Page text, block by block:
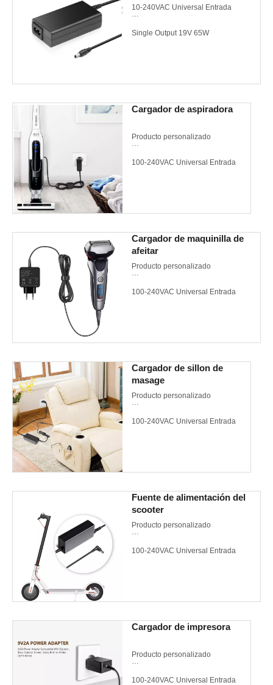
10-240VAC Universal Entrada
Single Output 19V 65W
Cargador de aspiradora
Producto personalizado
100-240VAC Universal Entrada
Cargador de maquinilla de
afeitar
Producto personalizado
100-240VAC Universal Entrada
Cargador de sillon de
masage
Producto personalizado
100-240VAC Universal Entrada
Fuente de alimentación del
scooter
Producto personalizado
100-240VAC Universal Entrada
Cargador de impresora
Producto personalizado
100-240VAC Universal Entrada